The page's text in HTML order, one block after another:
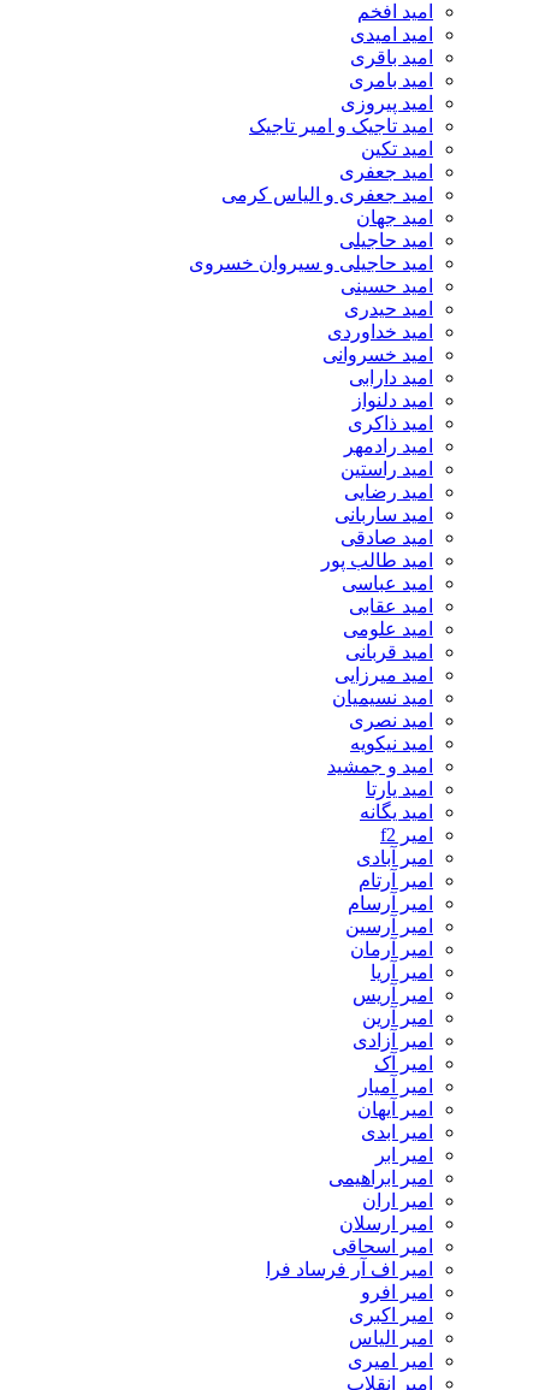
امید افخم
امید امیدی
امید باقری
امید بامری
امید پیروزی
امید تاجیک و امیر تاجیک
امید تکین
امید جعفری
امید جعفری و الیاس کرمی
امید جهان
امید حاجیلی
امید حاجیلی و سیروان خسروی
امید حسینی
امید حیدری
امید خداوردی
امید خسروانی
امید دارابی
امید دلنواز
امید ذاکری
امید رادمهر
امید راستین
امید رضایی
امید ساربانی
امید صادقی
امید طالب پور
امید عباسی
امید عقابی
امید علومی
امید قربانی
امید میرزایی
امید نسیمیان
امید نصری
امید نیکویه
امید و جمشید
امید یارتا
امید یگانه
امیر f2
امیر آبادی
امیر آرتام
امیر آرسام
امیر آرسین
امیر آرمان
امیر آریا
امیر آریس
امیر آرین
امیر آزادی
امیر آک
امیر آمیار
امیر آیهان
امیر ابدی
امیر ابر
امیر ابراهیمی
امیر اران
امیر ارسلان
امیر اسحاقی
امیر اف آر فرساد فرا
امیر افرو
امیر اکبری
امیر الیاس
امیر امیری
امیر انقلاب